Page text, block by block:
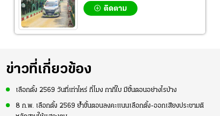
ติดตาม
ข่าวที่เกี่ยวข้อง
เลือกตั้ง 2569 วันที่เท่าไหร่ กี่โมง กากี่ใบ มีขั้นตอนอย่างไรบ้าง
8 ก.พ. เลือกตั้ง 2569 ย้ำขั้นตอนลงคะแนนเลือกตั้ง-ออกเสียงประชามติ